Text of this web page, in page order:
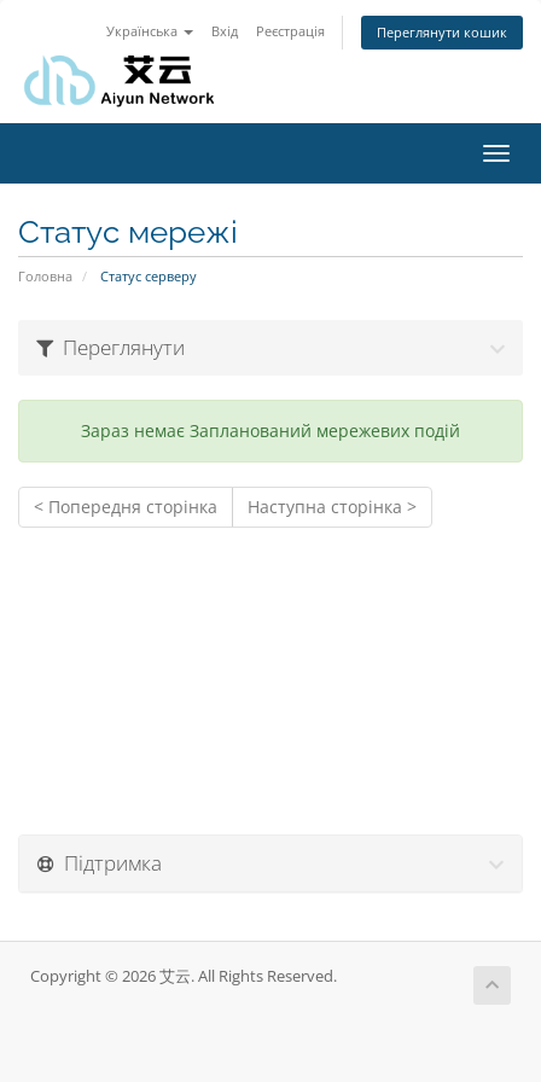
Українська Вхід Реєстрація Переглянути кошик
Статус мережі
Головна Статус серверу
Переглянути
Зараз немає Запланований мережевих подій
< Попередня сторінка Наступна сторінка >
Підтримка
Copyright © 2026 艾云. All Rights Reserved.